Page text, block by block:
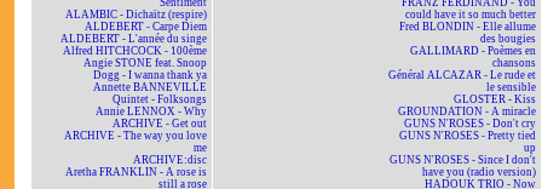
Sentiment
ALAMBIC - Dichaïtz (respire)
ALDEBERT - Carpe Diem
ALDEBERT - L'année du singe
Alfred HITCHCOCK - 100ème
Angie STONE feat. Snoop
Dogg - I wanna thank ya
Annette BANNEVILLE
Quintet - Folksongs
Annie LENNOX - Why
ARCHIVE - Get out
ARCHIVE - The way you love
me
ARCHIVE:disc
Aretha FRANKLIN - A rose is
still a rose
FRANZ FERDINAND - You
could have it so much better
Fred BLONDIN - Elle allume
des bougies
GALLIMARD - Poèmes en
chansons
Général ALCAZAR - Le rude et
le sensible
GLOSTER - Kiss
GROUNDATION - A miracle
GUNS N'ROSES - Don't cry
GUNS N'ROSES - Pretty tied
up
GUNS N'ROSES - Since I don't
have you (radio version)
HADOUK TRIO - Now